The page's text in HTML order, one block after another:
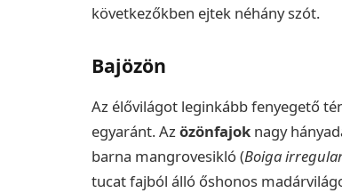
következőkben ejtek néhány szót.
Bajözön
Az élővilágot leginkább fenyegető
egyaránt. Azözönfajok nagy
barna mangrovesikló (Boiga
tucat fajból álló őshonos